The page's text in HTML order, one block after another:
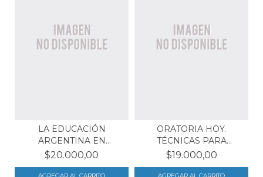
LA EDUCACIÓN
ARGENTINA EN
ENCRUCIJADA
$20.000,00
ORATORIA HOY.
TÉCNICAS PARA
HABLAR EN PÚ...
$19.000,00